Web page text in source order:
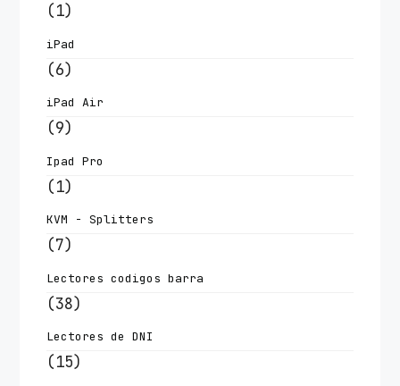
(1)
iPad
(6)
iPad Air
(9)
Ipad Pro
(1)
KVM - Splitters
(7)
Lectores codigos barra
(38)
Lectores de DNI
(15)